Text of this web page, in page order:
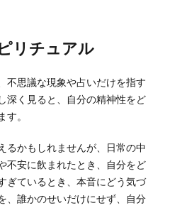
リチュアル
不思議な現象や占いだけを指す
深く見ると、自分の精神性をど
。
るかもしれませんが、日常の中
不安に飲まれたとき、自分をど
ぎているとき、本音にどう気づ
、誰かのせいだけにせず、自分